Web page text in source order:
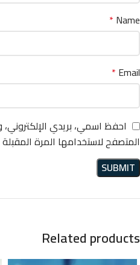
Name
*
Email
*
احفظ اسمي، بريدي
المتصفح لاستخدامها المرة
Related products